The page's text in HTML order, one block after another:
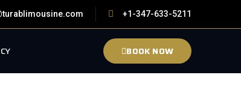
+1-347-633-5211
BOOK NOW